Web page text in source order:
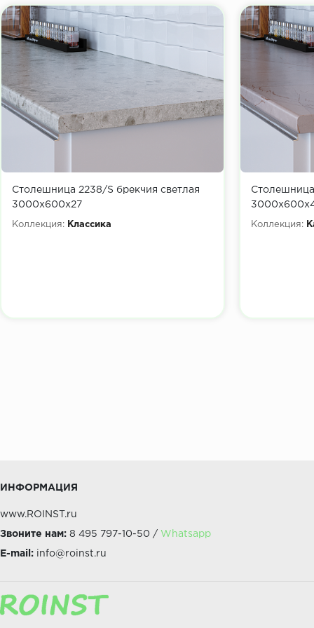
3. Столешница….............................2384-S Мрамор
3. Стеновая панель…......................2384-S Мрамор
4. Столешница….............................9022-S Дуб выбеленный
4. Стеновая панель…......................9022-S Дуб выбеленный
Столешница 2238/S брекчия светлая
3000х600х27
Коллекция: Классика Коллекция:
ИНФОРМАЦИЯ
www.ROINST.ru
Звоните нам: 8 495 797-10-50 / Whatsapp
E-mail: info@roinst.ru